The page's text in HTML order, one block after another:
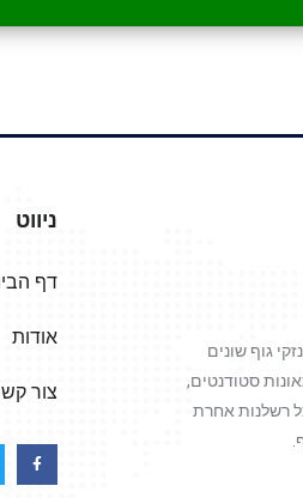
גוף שונים
סטודנטים,
רשלנות אחרת
ניווט
דף
אודות
צור